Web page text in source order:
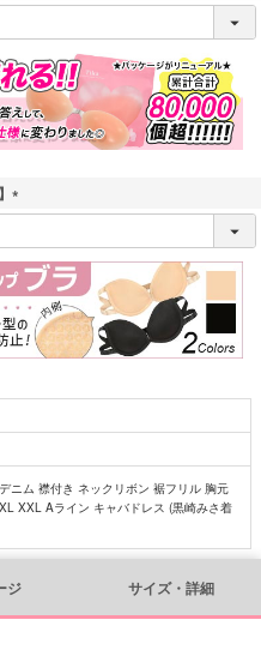
(
必
須
)
ニム 襟付き ネックリボン 裾フリル 胸元
XXL Aライン キャバドレス (黒崎みさ着
ジ サイズ・詳細